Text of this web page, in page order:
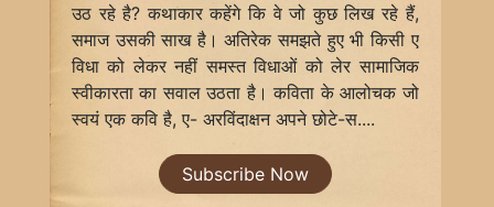
उठ रहे है? कथाकार कहेंगे कि वे जो कुछ लिख रहे हैं,
समाज उसकी साख है। अतिरेक समझते हुए भी किसी ए
विधा को लेकर नहीं समस्त विधाओं को लेर सामाजिक
स्वीकारता का सवाल उठता है। कविता के आलोचक जो
स्वयं एक कवि है, ए- अरविंदाक्षन अपने छोटे-स....
Subscribe Now